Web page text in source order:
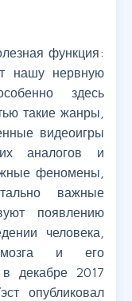
функция:
нашу нервную
здесь
такие жанры,
видеоигры
аналогов и
феномены,
важные
появлению
человека,
мозга и его
декабре 2017
опубликовал